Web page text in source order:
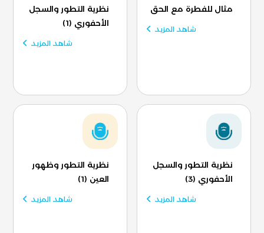
مثال للفطرة مع الحق
شاهد المزيد
نظرية التطور والسجل
الأحفوري (1)
شاهد المزيد
نظرية التطور والسجل
الأحفوري (3)
شاهد المزيد
نظرية التطور وظهور
العين (1)
شاهد المزيد